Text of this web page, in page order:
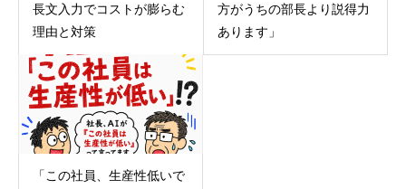
長文入力でコストが膨らむ
理由と対策
方がうちの部長より説得力
あります」
「この社員、生産性低いで